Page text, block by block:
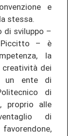
e
stessa.
di sviluppo –
Piccitto – è
la
dei
un ente di
di
proprio alle
di